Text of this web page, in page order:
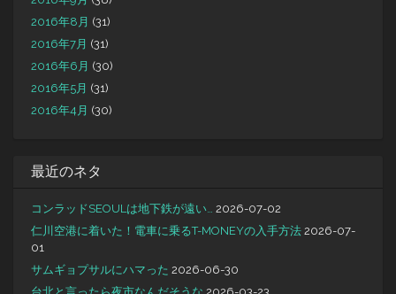
2016年8月 (31)
2016年7月 (31)
2016年6月 (30)
2016年5月 (31)
2016年4月 (30)
最近のネタ
コンラッドSEOULは地下鉄が遠い… 2026-07-02
仁川空港に着いた！電車に乗るT-MONEYの入手方法 2026-07-
01
サムギョプサルにハマった 2026-06-30